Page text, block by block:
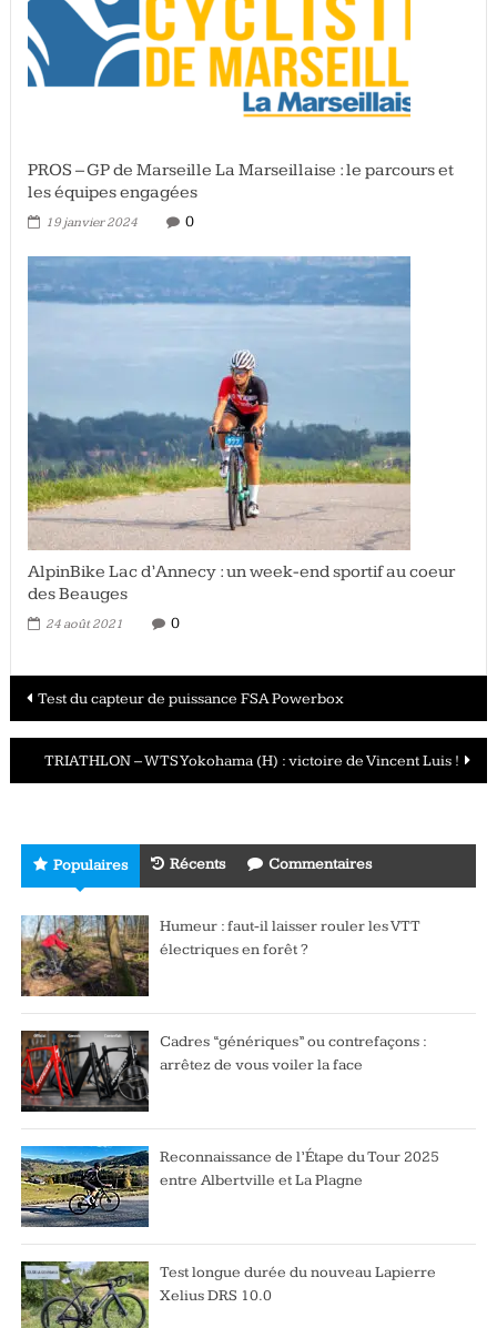
PROS – GP de Marseille La Marseillaise : le parcours et
les équipes engagées
19 janvier 2024 0
AlpinBike Lac d’Annecy : un week-end sportif au coeur
des Beauges
24 août 2021 0
Navigation
des
articles
Test du capteur de puissance FSA Powerbox
TRIATHLON – WTS Yokohama (H) : victoire de Vincent Luis !
Populaires Récents Commentaires
Humeur : faut-il laisser rouler les VTT
électriques en forêt ?
Cadres “génériques” ou contrefaçons :
arrêtez de vous voiler la face
Reconnaissance de l’Étape du Tour 2025
entre Albertville et La Plagne
Test longue durée du nouveau Lapierre
Xelius DRS 10.0